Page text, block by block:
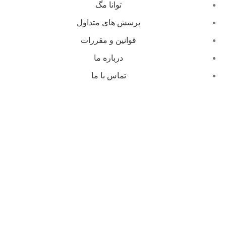
توانا مگ
پرسش های متداول
قوانین و مقررات
درباره ما
تماس با ما